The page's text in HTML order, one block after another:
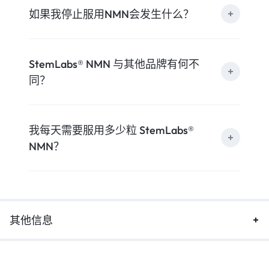
如果我停止服用NMN会发生什么？
StemLabs® NMN 与其他品牌有何不
同？
我每天需要服用多少粒 StemLabs®
NMN？
其他信息